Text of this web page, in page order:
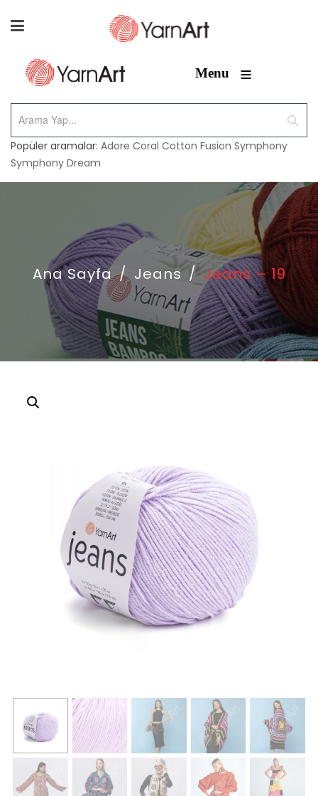
Menu ≡
Popüler aramalar: Adore Coral Cotton Fusion Symphony
Symphony Dream
Ana Sayfa / Jeans / Jeans – 19